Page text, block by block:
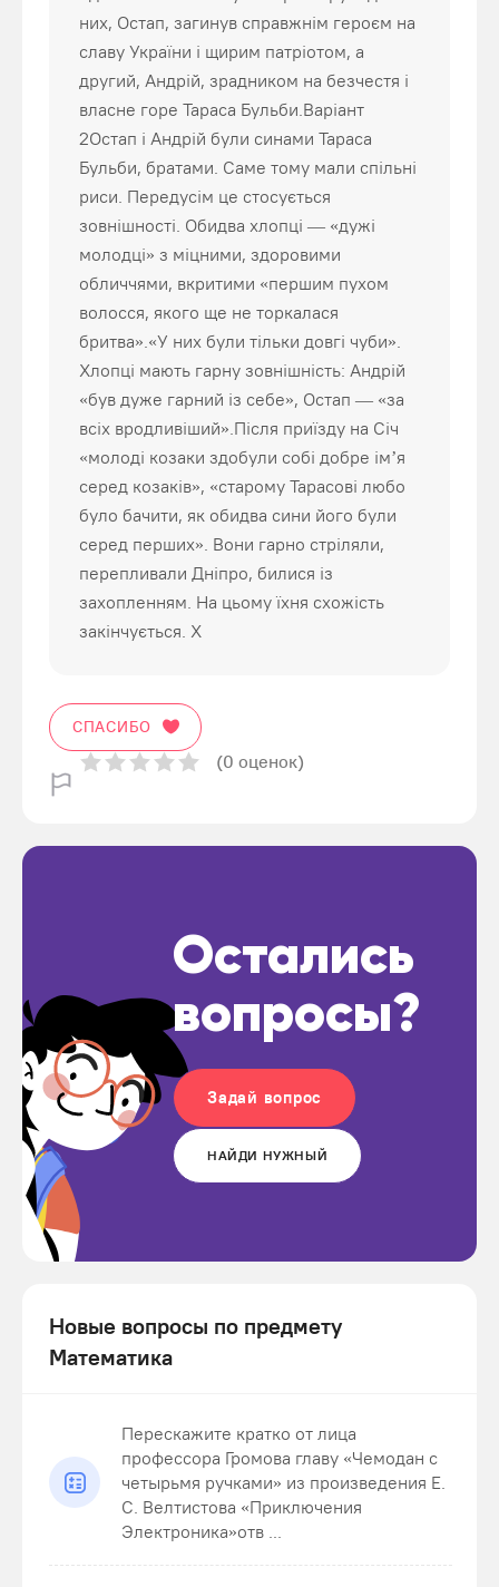
них, Остап, загинув справжнім героєм на
славу України і щирим патріотом, а
другий, Андрій, зрадником на безчестя і
власне горе Тараса Бульби.Варіант
2Остап і Андрій були синами Тараса
Бульби, братами. Саме тому мали спільні
риси. Передусім це стосується
зовнішності. Обидва хлопці — «дужі
молодці» з міцними, здоровими
обличчями, вкритими «першим пухом
волосся, якого ще не торкалася
бритва».«У них були тільки довгі чуби».
Хлопці мають гарну зовнішність: Андрій
«був дуже гарний із себе», Остап — «за
всіх вродливіший».Після приїзду на Січ
«молоді козаки здобули собі добре ім’я
серед козаків», «старому Тарасові любо
було бачити, як обидва сини його були
серед перших». Вони гарно стріляли,
перепливали Дніпро, билися із
захопленням. На цьому їхня схожість
закінчується. Х
СПАСИБО
(0 оценок)
Остались
вопросы?
Задай вопрос
НАЙДИ НУЖНЫЙ
Новые вопросы по предмету
Математика
Перескажите кратко от лица
профессора Громова главу «Чемодан с
четырьмя ручками» из произведения Е.
С. Велтистова «Приключения
Электроника»отв ...